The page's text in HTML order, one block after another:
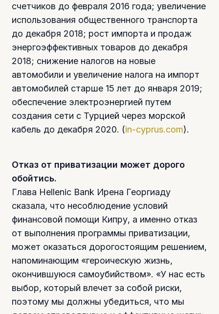
счетчиков до февраля 2016 года; увеличение
использования общественного транспорта
до декабря 2018; рост импорта и продаж
энергоэффективных товаров до декабря
2018; снижение налогов на новые
автомобили и увеличение налога на импорт
автомобилей старше 15 лет до января 2019;
обеспечение электроэнергией путем
создания сети с Турцией через морской
кабель до декабря 2020. (in-cyprus.com).
Отказ от приватизации может дорого
обойтись.
Глава Hellenic Bank Ирена Георгиаду
сказала, что несоблюдение условий
финансовой помощи Кипру, а именно отказ
от выполнения программы приватизации,
может оказаться дорогостоящим решением,
напоминающим «героическую жизнь,
окончившуюся самоубийством». «У нас есть
выбор, который влечет за собой риски,
поэтому мы должны убедиться, что мы